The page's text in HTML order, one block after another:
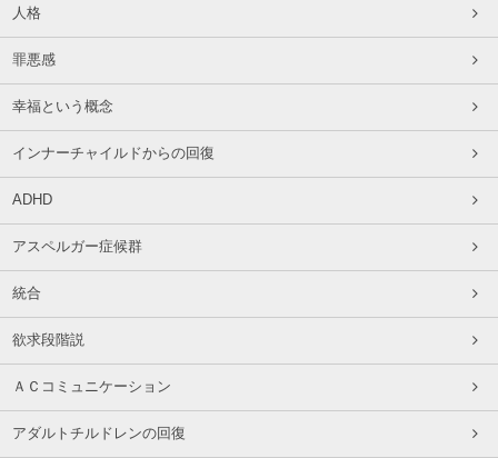
人格
罪悪感
幸福という概念
インナーチャイルドからの回復
ADHD
アスペルガー症候群
統合
欲求段階説
ＡＣコミュニケーション
アダルトチルドレンの回復